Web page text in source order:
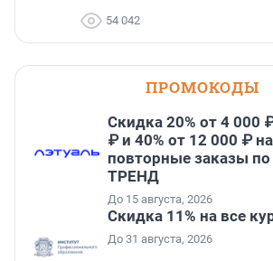
54 042
ПРОМОКОДЫ
Скидка 20% от 4 000
₽ и 40% от 12 000 ₽
повторные заказы
ТРЕНД
До 15 августа, 2026
Скидка 11% на все
До 31 августа, 2026